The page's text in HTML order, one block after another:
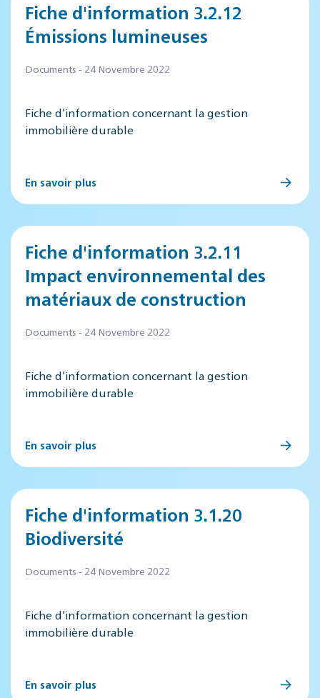
Fiche d'information 3.2.12
Émissions lumineuses
Documents - 24 Novembre 2022
Fiche d’information concernant la gestion
immobilière durable
En savoir plus
Fiche d'information 3.2.11
Impact environnemental des
matériaux de construction
Documents - 24 Novembre 2022
Fiche d’information concernant la gestion
immobilière durable
En savoir plus
Fiche d'information 3.1.20
Biodiversité
Documents - 24 Novembre 2022
Fiche d’information concernant la gestion
immobilière durable
En savoir plus